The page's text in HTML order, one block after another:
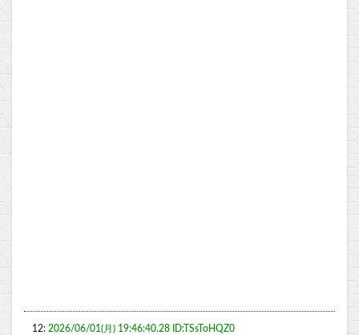
12: 2026/06/01(月) 19:46:40.28 ID:TSsToHQZ0